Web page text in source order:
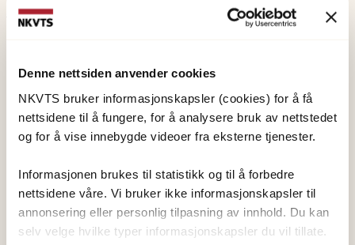
Denne nettsiden anvender cookies
NKVTS bruker informasjonskapsler (cookies) for å få
nettsidene til å fungere, for å analysere bruk av nettstedet
og for å vise innebygde videoer fra eksterne tjenester.
Informasjonen brukes til statistikk og til å forbedre
nettsidene våre. Vi bruker ikke informasjonskapsler til
annonsering eller personlig tilpasning av innhold. Du kan
selv velge hvilke typer informasjonskapsler du vil tillate.
NKVTS utvikler og sprer kunnskap og kompetanse
om vold og traumatisk stress. Formålet er å bidra
til å forebygge og redusere de helsemessige og